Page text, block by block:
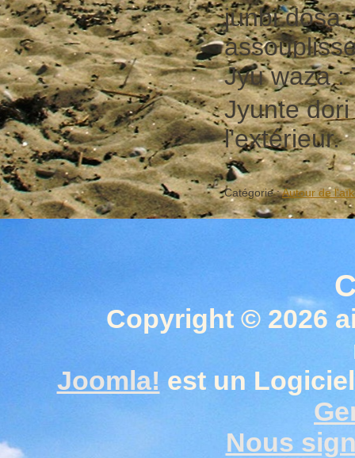
junbi dosa
Jyu waza :
Jyunte
l'extérieur.
Catégorie :Autour de
Copyright © 2026
Joomla! est un
Nous